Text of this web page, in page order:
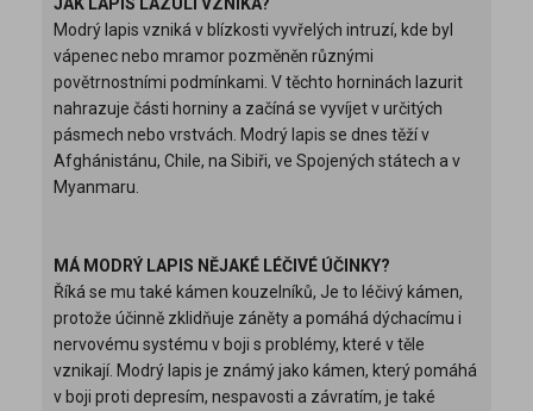
Modrý lapis vzniká v blízkosti vyvřelých intruzí, kde byl
vápenec nebo mramor pozměněn různými
povětrnostními podmínkami. V těchto horninách lazurit
nahrazuje části horniny a začíná se vyvíjet v určitých
pásmech nebo vrstvách. Modrý lapis se dnes těží v
Afghánistánu, Chile, na Sibiři, ve Spojených státech a v
Myanmaru.
MÁ MODRÝ LAPIS NĚJAKÉ LÉČIVÉ ÚČINKY?
Říká se mu také kámen kouzelníků, Je to léčivý kámen,
protože účinně zklidňuje záněty a pomáhá dýchacímu i
nervovému systému v boji s problémy, které v těle
vznikají. Modrý lapis je známý jako kámen, který pomáhá
v boji proti depresím, nespavosti a závratím, je také